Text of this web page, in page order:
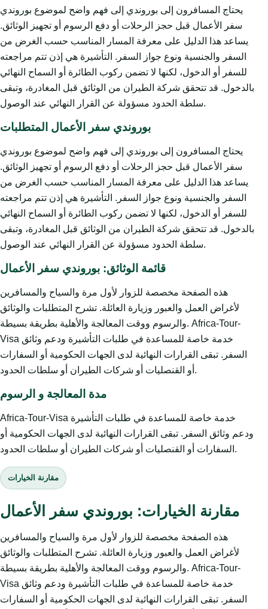
يحتاج المسافرون إلى بوروندي إلى فهم واضح لموضوع بوروندي
سفر الأعمال قبل حجز الرحلات أو دفع الرسوم أو تجهيز الوثائق.
يساعد هذا الدليل على معرفة المسار المناسب حسب الغرض من
السفر والجنسية ونوع جواز السفر. التأشيرة هي إذن تتم مراجعته
للسفر أو الدخول، لكنها لا تضمن ركوب الطائرة أو السماح النهائي
بالدخول. قد تتحقق شركة الطيران من الوثائق قبل المغادرة، وتبقى
سلطة الحدود مسؤولة عن القرار النهائي عند الوصول.
بوروندي سفر الأعمال المتطلبات
يحتاج المسافرون إلى بوروندي إلى فهم واضح لموضوع بوروندي
سفر الأعمال قبل حجز الرحلات أو دفع الرسوم أو تجهيز الوثائق.
يساعد هذا الدليل على معرفة المسار المناسب حسب الغرض من
السفر والجنسية ونوع جواز السفر. التأشيرة هي إذن تتم مراجعته
للسفر أو الدخول، لكنها لا تضمن ركوب الطائرة أو السماح النهائي
بالدخول. قد تتحقق شركة الطيران من الوثائق قبل المغادرة، وتبقى
سلطة الحدود مسؤولة عن القرار النهائي عند الوصول.
قائمة الوثائق: بوروندي سفر الأعمال
هذه الصفحة مخصصة للزوار لأول مرة والسياح والمسافرين
لأغراض العمل والعبور وزيارة العائلة. تشرح المتطلبات والوثائق
والرسوم ووقت المعالجة والأهلية بطريقة بسيطة. Africa-Tour-
Visa خدمة خاصة للمساعدة في طلبات التأشيرة ودعم وثائق
السفر. تبقى القرارات النهائية لدى الجهات الحكومية أو السفارات
أو القنصليات أو شركات الطيران أو سلطات الحدود.
مدة المعالجة و الرسوم
Africa-Tour-Visa خدمة خاصة للمساعدة في طلبات التأشيرة
ودعم وثائق السفر. تبقى القرارات النهائية لدى الجهات الحكومية أو
السفارات أو القنصليات أو شركات الطيران أو سلطات الحدود.
مقارنة الخيارات
مقارنة الخيارات: بوروندي سفر الأعمال
هذه الصفحة مخصصة للزوار لأول مرة والسياح والمسافرين
لأغراض العمل والعبور وزيارة العائلة. تشرح المتطلبات والوثائق
والرسوم ووقت المعالجة والأهلية بطريقة بسيطة. Africa-Tour-
Visa خدمة خاصة للمساعدة في طلبات التأشيرة ودعم وثائق
السفر. تبقى القرارات النهائية لدى الجهات الحكومية أو السفارات